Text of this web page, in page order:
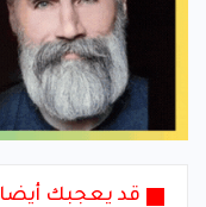
قد يعجبك أيضا